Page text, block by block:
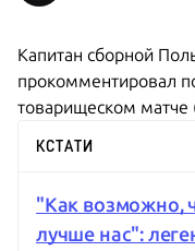
Капитан сборной
прокомментировал
товарищеском матче
КСТАТИ
"Как возможно,
лучше нас":